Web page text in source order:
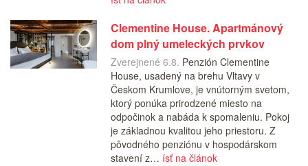
Clementine House. Apartmánový
dom plný umeleckých prvkov
Zverejnené 6.8. Penzión Clementine
House, usadený na brehu Vltavy v
Českom Krumlove, je vnútorným svetom,
ktorý ponúka prirodzené miesto na
odpočinok a nabáda k spomaleniu. Pokoj
je základnou kvalitou jeho priestoru. Z
pôvodného penziónu v hospodárskom
stavení z… ísť na článok